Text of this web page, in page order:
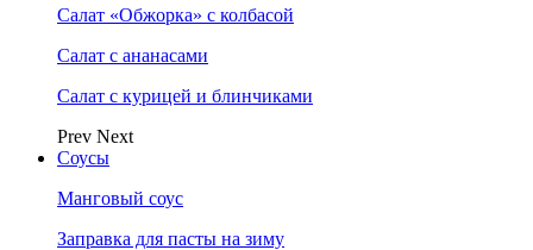
Салат «Обжорка» с колбасой
Салат с ананасами
Салат с курицей и блинчиками
Prev Next
Соусы
Манговый соус
Заправка для пасты на зиму